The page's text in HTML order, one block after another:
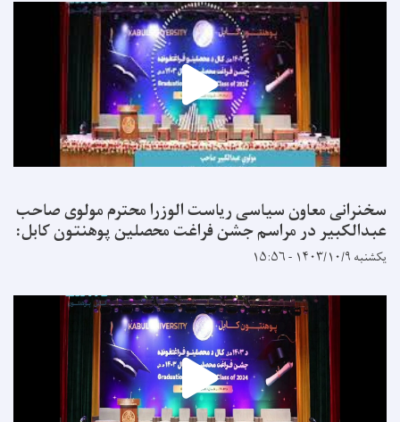
سخنرانی معاون سیاسی ریاست الوزرا محترم مولوی صاحب
عبدالکبیر در مراسم جشن فراغت محصلین پوهنتون کابل:
یکشنبه ۱۴۰۳/۱۰/۹ - ۱۵:۵۶